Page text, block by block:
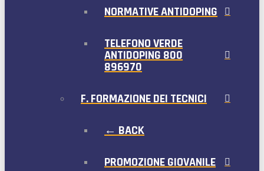
NORMATIVE ANTIDOPING
TELEFONO VERDE
ANTIDOPING 800
896970
F. FORMAZIONE DEI TECNICI
← BACK
PROMOZIONE GIOVANILE